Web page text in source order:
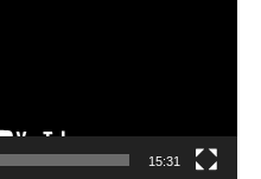
15:31